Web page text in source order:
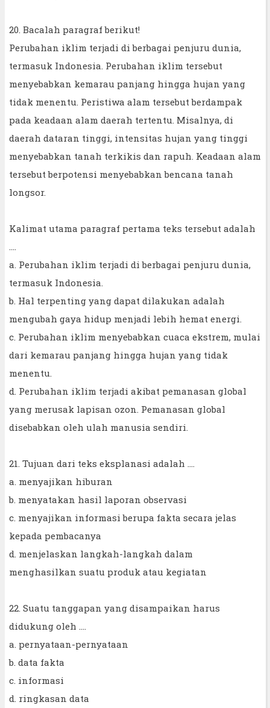
20. Bacalah paragraf berikut!
Perubahan iklim terjadi di berbagai penjuru dunia,
termasuk Indonesia. Perubahan iklim tersebut
menyebabkan kemarau panjang hingga hujan yang
tidak menentu. Peristiwa alam tersebut berdampak
pada keadaan alam daerah tertentu. Misalnya, di
daerah dataran tinggi, intensitas hujan yang tinggi
menyebabkan tanah terkikis dan rapuh. Keadaan alam
tersebut berpotensi menyebabkan bencana tanah
longsor.
Kalimat utama paragraf pertama teks tersebut adalah
a. Perubahan iklim terjadi di berbagai penjuru dunia,
termasuk Indonesia.
b. Hal terpenting yang dapat dilakukan adalah
mengubah gaya hidup menjadi lebih hemat energi.
c. Perubahan iklim menyebabkan cuaca ekstrem, mulai
dari kemarau panjang hingga hujan yang tidak
menentu.
d. Perubahan iklim terjadi akibat pemanasan global
yang merusak lapisan ozon. Pemanasan global
disebabkan oleh ulah manusia sendiri.
21. Tujuan dari teks eksplanasi adalah ....
a. menyajikan hiburan
b. menyatakan hasil laporan observasi
c. menyajikan informasi berupa fakta secara jelas
kepada pembacanya
d. menjelaskan langkah-langkah dalam
menghasilkan suatu produk atau kegiatan
22. Suatu tanggapan yang disampaikan harus
didukung oleh ....
a. pernyataan-pernyataan
b. data fakta
c. informasi
d. ringkasan data